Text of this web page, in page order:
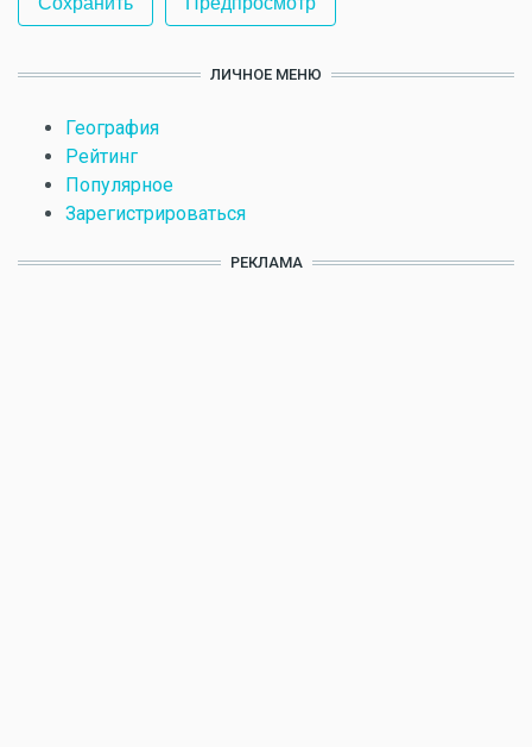
ЛИЧНОЕ МЕНЮ
География
Рейтинг
Популярное
Зарегистрироваться
РЕКЛАМА